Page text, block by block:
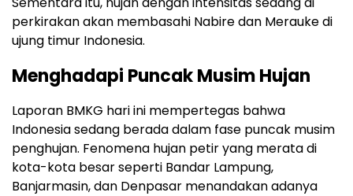
perkirakan akan membasahi Nabire dan Merauke di
ujung timur Indonesia.
Menghadapi Puncak Musim Hujan
Laporan BMKG hari ini mempertegas bahwa
Indonesia sedang berada dalam fase puncak musim
penghujan. Fenomena hujan petir yang merata di
kota-kota besar seperti Bandar Lampung,
Banjarmasin, dan Denpasar menandakan adanya